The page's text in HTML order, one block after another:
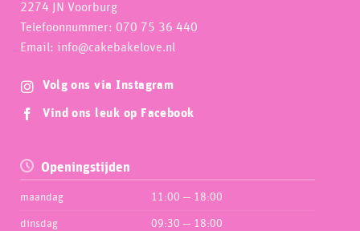
2274 JN Voorburg
Telefoonnummer: 070 75 36 440
Email: info@cakebakelove.nl
Volg ons via Instagram
Vind ons leuk op Facebook
Openingstijden
maandag 11:00 — 18:00
dinsdag 09:30 — 18:00